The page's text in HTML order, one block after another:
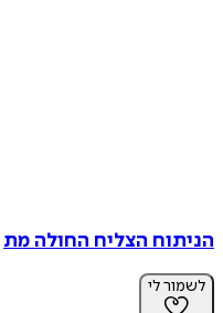
הניתוח הצליח החולה מת
לשמור לי